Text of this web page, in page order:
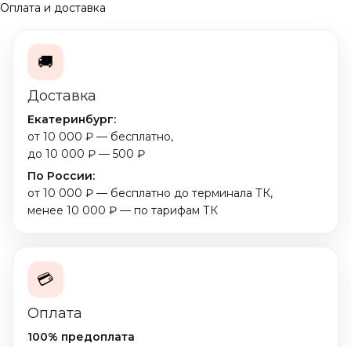
Оплата и доставка
🚚
Доставка
Екатеринбург:
от 10 000 ₽ — бесплатно,
до 10 000 ₽ — 500 ₽
По России:
от 10 000 ₽ — бесплатно до терминала ТК,
менее 10 000 ₽ — по тарифам ТК
💳
Оплата
100% предоплата